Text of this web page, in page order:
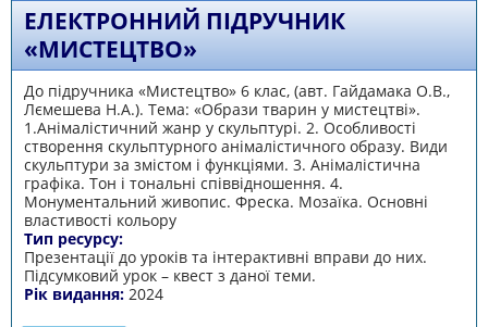
ЕЛЕКТРОННИЙ ПІДРУЧНИК
«МИСТЕЦТВО»
До підручника «Мистецтво» 6 клас, (авт. Гайдамака О.В.,
Лємешева Н.А.). Тема: «Образи тварин у мистецтві».
1.Анімалістичний жанр у скульптурі. 2. Особливості
створення скульптурного анімалістичного образу. Види
скульптури за змістом і функціями. 3. Анімалістична
графіка. Тон і тональні співвідношення. 4.
Монументальний живопис. Фреска. Мозаїка. Основні
властивості кольору
Тип ресурсу:
Презентації до уроків та інтерактивні вправи до них.
Підсумковий урок – квест з даної теми.
Рік видання: 2024